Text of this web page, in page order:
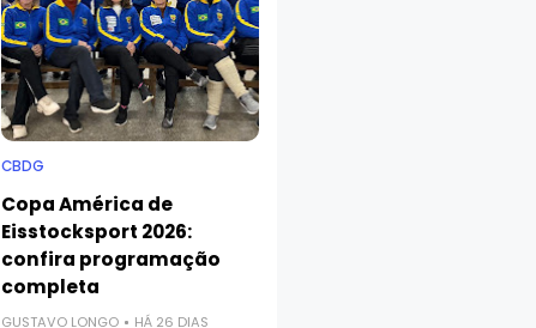
CBDG
Copa América de
Eisstocksport 2026:
confira programação
completa
GUSTAVO LONGO HÁ 26 DIAS